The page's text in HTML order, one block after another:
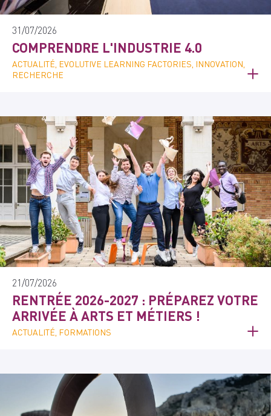
31/07/2026
COMPRENDRE L'INDUSTRIE 4.0
ACTUALITÉ, EVOLUTIVE LEARNING FACTORIES, INNOVATION,
RECHERCHE
21/07/2026
RENTRÉE 2026-2027 : PRÉPAREZ VOTRE
ARRIVÉE À ARTS ET MÉTIERS !
ACTUALITÉ, FORMATIONS